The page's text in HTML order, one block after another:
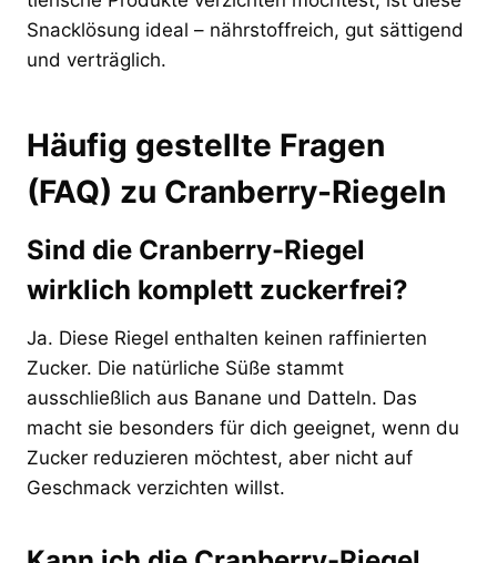
Snacklösung ideal – nährstoffreich, gut sättigend
und verträglich.
Häufig gestellte Fragen
(FAQ) zu Cranberry-Riegeln
Sind die Cranberry-Riegel
wirklich komplett zuckerfrei?
Ja. Diese Riegel enthalten keinen raffinierten
Zucker. Die natürliche Süße stammt
ausschließlich aus Banane und Datteln. Das
macht sie besonders für dich geeignet, wenn du
Zucker reduzieren möchtest, aber nicht auf
Geschmack verzichten willst.